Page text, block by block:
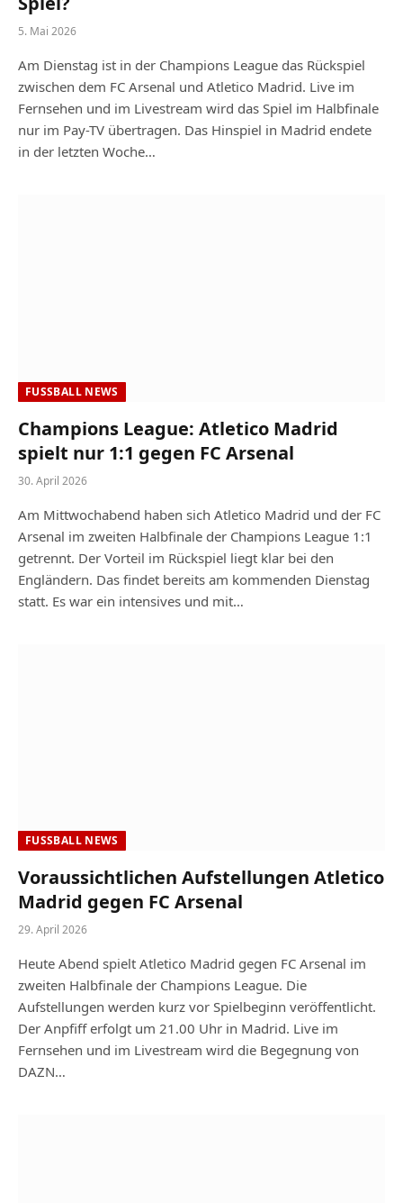
5. Mai 2026
Am Dienstag ist in der Champions League das Rückspiel
zwischen dem FC Arsenal und Atletico Madrid. Live im
Fernsehen und im Livestream wird das Spiel im Halbfinale
nur im Pay-TV übertragen. Das Hinspiel in Madrid endete
in der letzten Woche…
FUSSBALL NEWS
Champions League: Atletico Madrid
spielt nur 1:1 gegen FC Arsenal
30. April 2026
Am Mittwochabend haben sich Atletico Madrid und der FC
Arsenal im zweiten Halbfinale der Champions League 1:1
getrennt. Der Vorteil im Rückspiel liegt klar bei den
Engländern. Das findet bereits am kommenden Dienstag
statt. Es war ein intensives und mit…
FUSSBALL NEWS
Voraussichtlichen Aufstellungen Atletico
Madrid gegen FC Arsenal
29. April 2026
Heute Abend spielt Atletico Madrid gegen FC Arsenal im
zweiten Halbfinale der Champions League. Die
Aufstellungen werden kurz vor Spielbeginn veröffentlicht.
Der Anpfiff erfolgt um 21.00 Uhr in Madrid. Live im
Fernsehen und im Livestream wird die Begegnung von
DAZN…